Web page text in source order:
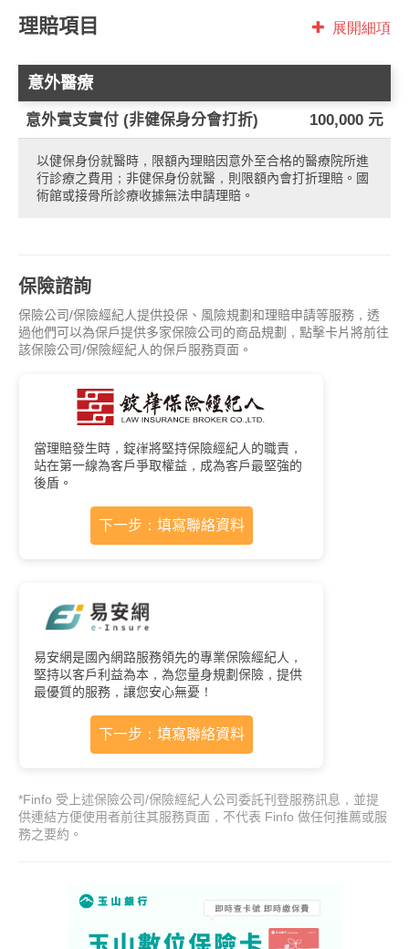
理賠項目 展開細項
意外醫療
意外實支實付 (非健保身分會打折) 100,000 元
以健保身份就醫時，限額內理賠因意外至合格的醫療院所進
行診療之費用；非健保身份就醫，則限額內會打折理賠。國
術館或接骨所診療收據無法申請理賠。
保險諮詢
保險公司/保險經紀人提供投保、風險規劃和理賠申請等服務，透
過他們可以為保戶提供多家保險公司的商品規劃，點擊卡片將前往
該保險公司/保險經紀人的保戶服務頁面。
當理賠發生時，錠嵂將堅持保險經紀人的職責，
站在第一線為客戶爭取權益，成為客戶最堅強的
後盾。
下一步：填寫聯絡資料
易安網是國內網路服務領先的專業保險經紀人，
堅持以客戶利益為本，為您量身規劃保險，提供
最優質的服務，讓您安心無憂！
下一步：填寫聯絡資料
*Finfo 受上述保險公司/保險經紀人公司委託刊登服務訊息，並提
供連結方便使用者前往其服務頁面，不代表 Finfo 做任何推薦或服
務之要約。